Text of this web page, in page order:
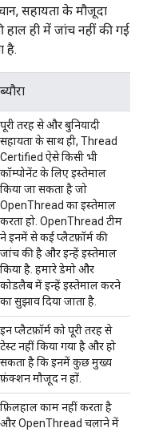
सहायता के मौजूदा
ही में जांच नहीं की गई
है.
ब्यौरा
पूरी तरह से और बुनियादी
सहायता के साथ ही, Thread
Certified ऐसे किसी भी
कॉम्पोनेंट के लिए इस्तेमाल
किया जा सकता है जो
OpenThread का इस्तेमाल
करता हो. OpenThread टीम
ने इनमें से कई प्लैटफ़ॉर्म की
जांच की है और इन्हें इस्तेमाल
किया है. हमारे डेमो और
कोडलैब में इन्हें इस्तेमाल करने
का सुझाव दिया जाता है.
इन प्लैटफ़ॉर्म को पूरी तरह से
टेस्ट नहीं किया गया है और हो
सकता है कि इनमें कुछ मुख्य
फ़ंक्शन मौजूद न हों.
फ़िलहाल काम नहीं करता है
और OpenThread चलाने में